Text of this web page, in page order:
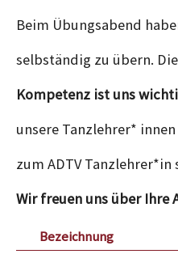
Beim Übungsabend
selbständig zu übern.
Kompetenz ist uns
unsere Tanzlehrer*
zum ADTV
Wir freuen uns über Ihre
Bezeichnung